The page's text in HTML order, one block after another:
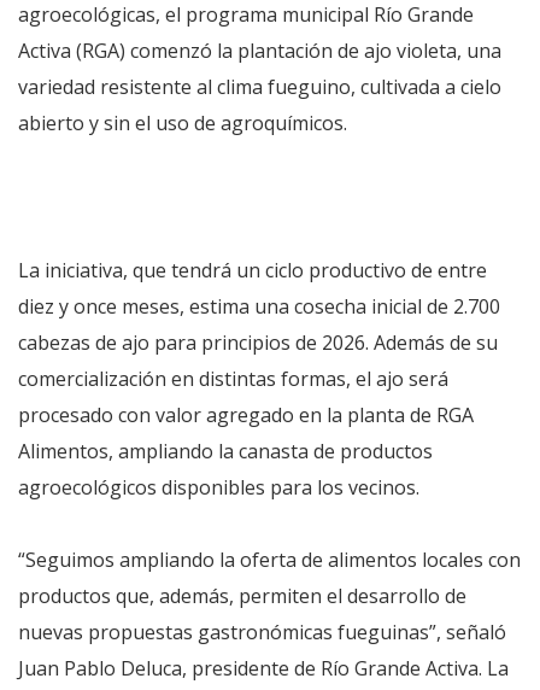
agroecológicas, el programa municipal Río Grande
Activa (RGA) comenzó la plantación de ajo violeta, una
variedad resistente al clima fueguino, cultivada a cielo
abierto y sin el uso de agroquímicos.
La iniciativa, que tendrá un ciclo productivo de entre
diez y once meses, estima una cosecha inicial de 2.700
cabezas de ajo para principios de 2026. Además de su
comercialización en distintas formas, el ajo será
procesado con valor agregado en la planta de RGA
Alimentos, ampliando la canasta de productos
agroecológicos disponibles para los vecinos.
“Seguimos ampliando la oferta de alimentos locales con
productos que, además, permiten el desarrollo de
nuevas propuestas gastronómicas fueguinas”, señaló
Juan Pablo Deluca, presidente de Río Grande Activa. La